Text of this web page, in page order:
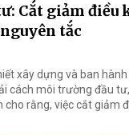
Cắt giảm
tắc
xây dựng và ban
cách môi trường đầu
cho rằng, việc cắt giảm